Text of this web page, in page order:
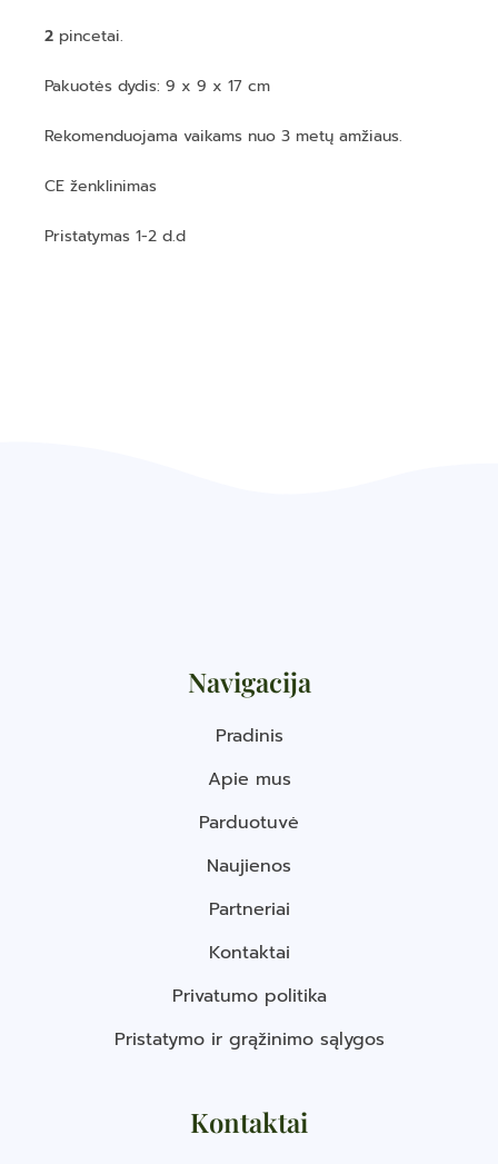
2 pincetai.
Pakuotės dydis: 9 x 9 x 17 cm
Rekomenduojama vaikams nuo 3 metų amžiaus.
CE ženklinimas
Pristatymas 1-2 d.d
Navigacija
Pradinis
Apie mus
Parduotuvė
Naujienos
Partneriai
Kontaktai
Privatumo politika
Pristatymo ir grąžinimo sąlygos
Kontaktai